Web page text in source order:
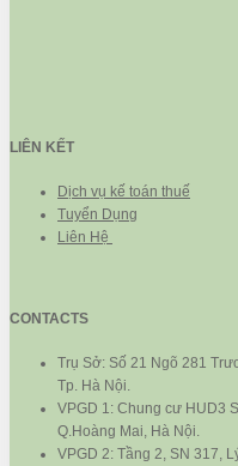
LIÊN KẾT
Dịch vụ kế toán thuế
Tuyển Dụng
Liên Hệ
CONTACTS
Trụ Sở: Số 21 Ngõ 281
Tp. Hà Nội.
VPGD 1: Chung cư HUD3
Q.Hoàng Mai, Hà Nội.
VPGD 2: Tầng 2, SN 317,